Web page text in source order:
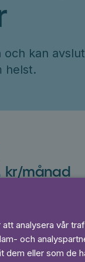
kan
helst.
kr/månad
bindningstid
analysera vår
och
dem eller som de